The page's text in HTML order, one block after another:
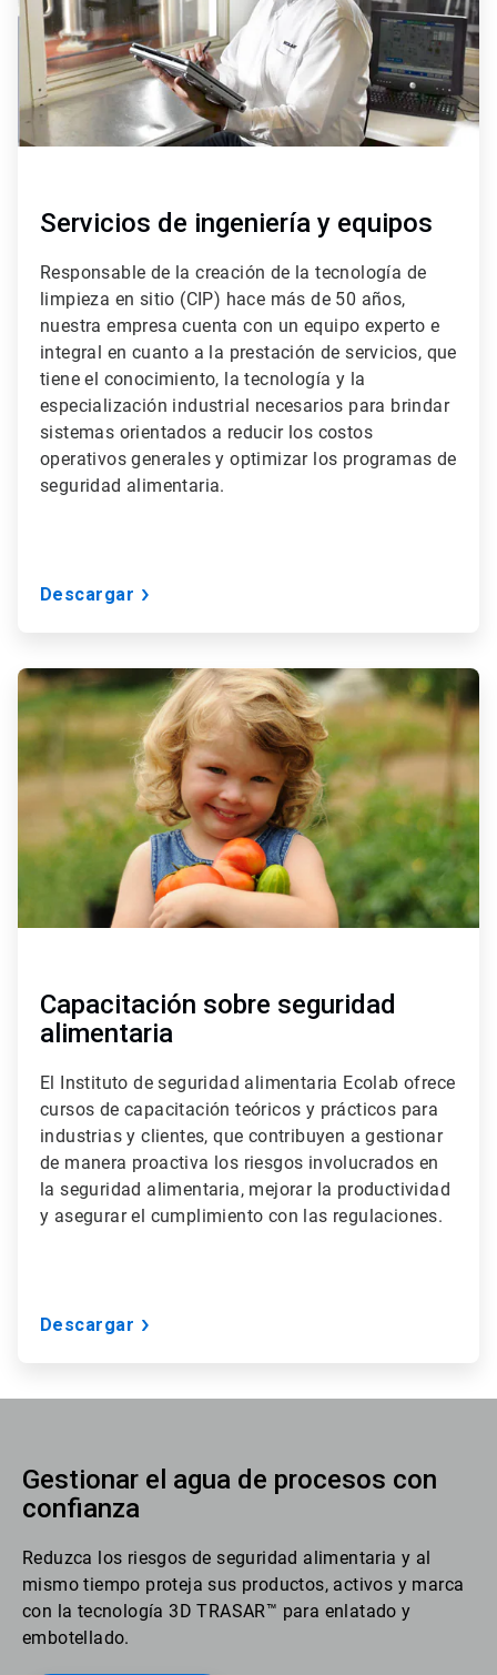
Servicios de ingeniería y equipos
Responsable de la creación de la tecnología de
limpieza en sitio (CIP) hace más de 50 años,
nuestra empresa cuenta con un equipo experto e
integral en cuanto a la prestación de servicios, que
tiene el conocimiento, la tecnología y la
especialización industrial necesarios para brindar
sistemas orientados a reducir los costos
operativos generales y optimizar los programas de
seguridad alimentaria.
Descargar
ArticleTile
3
de
3
Capacitación sobre seguridad
alimentaria
El Instituto de seguridad alimentaria Ecolab ofrece
cursos de capacitación teóricos y prácticos para
industrias y clientes, que contribuyen a gestionar
de manera proactiva los riesgos involucrados en
la seguridad alimentaria, mejorar la productividad
y asegurar el cumplimiento con las regulaciones.
Descargar
Gestionar el agua de procesos con
confianza
Reduzca los riesgos de seguridad alimentaria y al
mismo tiempo proteja sus productos, activos y marca
con la tecnología 3D TRASAR™ para enlatado y
embotellado.